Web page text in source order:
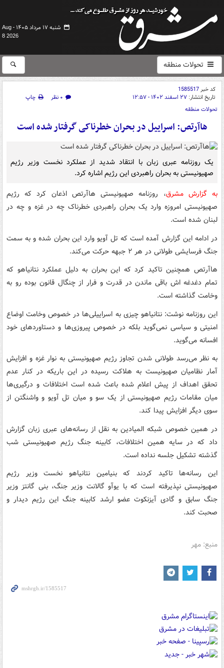
شنبه ۱۷ مرداد ۱۴۰۵ -
Aug
8 2026
تحولات منطقه
کد خبر1585517
تاریخ انتشار: ۲۷ اسفند ۱۴۰۲ - ۱۲:۵۷ ۰ نظر
چاپ
تحولات منطقه
هاآرتص: اسراییل در بحران خطرناکی گرفتار شده است
یک روزنامه عبری زبان با انتقاد شدید از عملکرد نخست وزیر رژیم
صهیونیستی به بحران راهبردی این رژیم اشاره کرد.
به گزارش مشرق، روزنامه صهیونیستی هاآرتص اذعان کرد که رژیم
صهیونیستی امروزه وارد یک بحران راهبردی خطرناک چه در غزه و چه در
لبنان شده است.
در ادامه این گزارش آمده است که تل آویو وارد این بحران شده و به سمت
جنگ فرسایشی طولانی در هر ۲ جبهه حرکت می‌کند.
هاآرتص همچنین تاکید کرد که این بحران به دلیل عملکرد نتانیاهو که
تمام دغدغه اش باقی ماندن در قدرت و فرار از چنگال قانون بوده رو به
وخامت گذاشته است.
این روزنامه نوشت: نتانیاهو چیزی به اسراییلی‌ها در خصوص وخامت اوضاع
امنیتی و سیاسی نمی‌گوید بلکه در خصوص پیروزی‌ها و دستاوردهای خود
افسانه می‌گوید.
به نظر می‌رسد طولانی شدن تجاوز رژیم صهیونیستی به نوار غزه و افزایش
آمار نظامیان صهیونیست به هلاکت رسیده در این باریکه در کنار عدم
تحقق اهداف از پیش اعلام شده باعث شده است اختلافات و درگیری‌ها
میان مقامات رژیم صهیونیستی از یک سو و میان تل آویو و واشنگتن از
سوی دیگر افزایش پیدا کند.
در همین خصوص شبکه المیادین به نقل از رسانه‌های عبری زبان گزارش
داد که در سایه همین اختلافات، کابینه جنگ رژیم صهیونیستی شب
گذشته تشکیل جلسه نداده است.
این رسانه‌ها تاکید کردند که بنیامین نتانیاهو نخست وزیر رژیم
صهیونیستی نپذیرفته است که با یوآو گالانت وزیر جنگ، بنی گانتز وزیر
جنگ سابق و گادی آیزنکوت عضو ارشد کابینه جنگ این رژیم دیدار و
صحبت کند.
منبع: مهر